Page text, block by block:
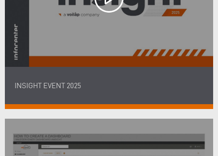
INSIGHT EVENT 2025